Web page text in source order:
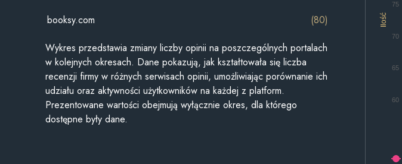
Ilość
60
65
70
75
booksy.com (80)
Wykres przedstawia zmiany liczby opinii na poszczególnych portalach
w kolejnych okresach. Dane pokazują, jak kształtowała się liczba
recenzji firmy w różnych serwisach opinii, umożliwiając porównanie ich
udziału oraz aktywności użytkowników na każdej z platform.
Prezentowane wartości obejmują wyłącznie okres, dla którego
dostępne były dane.